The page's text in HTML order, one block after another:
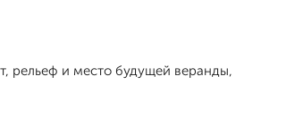
рельеф и место будущей веранды,